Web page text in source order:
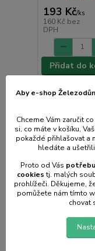
193 Kč/ks
160 Kč bez
DPH
Přidat do
Aby e-shop
Chceme Vám zaručit co
si, co máte v košíku,
pokaždé přihlašovat a
hledáte a
Proto od Vás
cookiestj. malých
prohlížeči. Děkujeme,
pomůžete nám tímto
chovat